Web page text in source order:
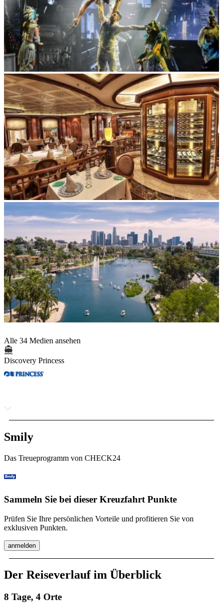
Alle 34 Medien ansehen
Discovery Princess
Smily
Das Treueprogramm von CHECK24
Sammeln Sie bei dieser Kreuzfahrt Punkte
Prüfen Sie Ihre persönlichen Vorteile und profitieren Sie von
exklusiven Punkten.
anmelden
Der Reiseverlauf im Überblick
8 Tage, 4 Orte